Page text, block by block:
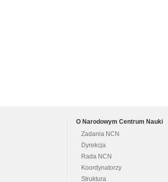
O Narodowym Centrum Nauki
Zadania NCN
Dyrekcja
Rada NCN
Koordynatorzy
Struktura